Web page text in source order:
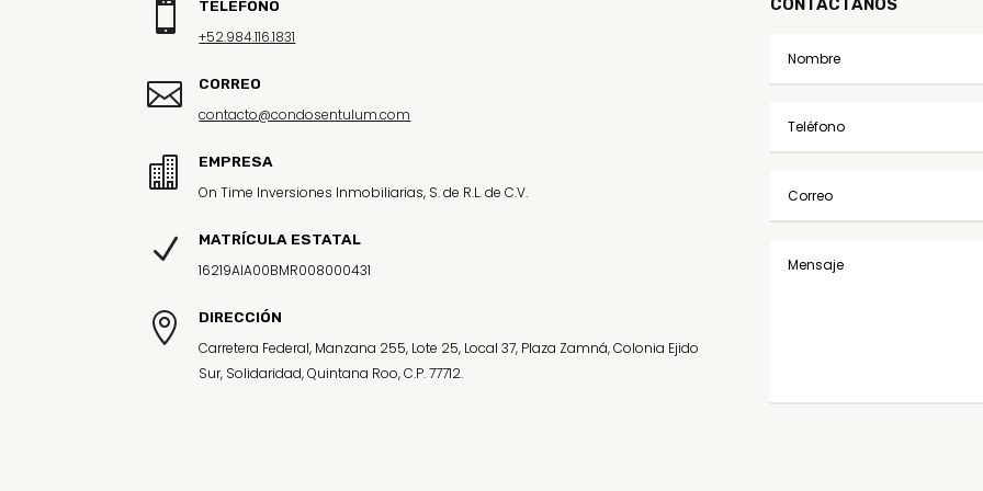
 TELÉFONO
+52.984.116.1831
 CORREO
contacto@condosentulum.com
 EMPRESA
On Time Inversiones Inmobiliarias, S. de R.L. de C.V.
N MATRÍCULA ESTATAL
16219AIA00BMR008000431
 DIRECCIÓN
Carretera Federal, Manzana 255, Lote 25, Local 37, Plaza Zamná, Colonia Ejido
Sur, Solidaridad, Quintana Roo, C.P. 77712.